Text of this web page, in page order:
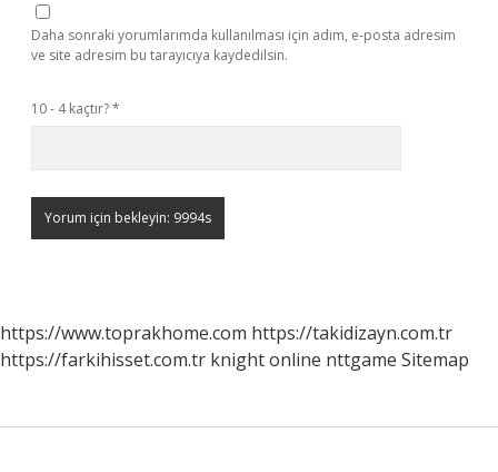
Daha sonraki yorumlarımda kullanılması için adım, e-posta adresim
ve site adresim bu tarayıcıya kaydedilsin.
10 - 4 kaçtır?*
https://www.toprakhome.com https://takidizayn.com.tr
https://farkihisset.com.tr knight online nttgame Sitemap